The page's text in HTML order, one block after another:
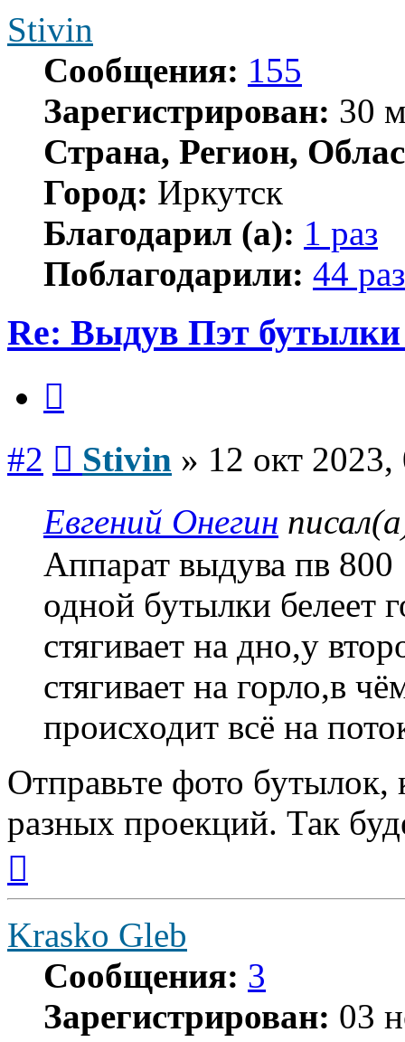
Stivin
Сообщения: 155
Зарегистрирован: 30
Страна, Регион,
Город: Иркутск
Благодарил (а): 1 раз
Поблагодарили: 44
Re: Выдув Пэт
#2 Stivin » 12 окт
Евгений Онегин
Аппарат выдува пв
одной бутылки белеет
стягивает на дно,у
стягивает на горло,в
происходит всё на
Отправьте фото бутылок,
разных проекций. Так
началу
Krasko Gleb
Сообщения: 3
Зарегистрирован: 03